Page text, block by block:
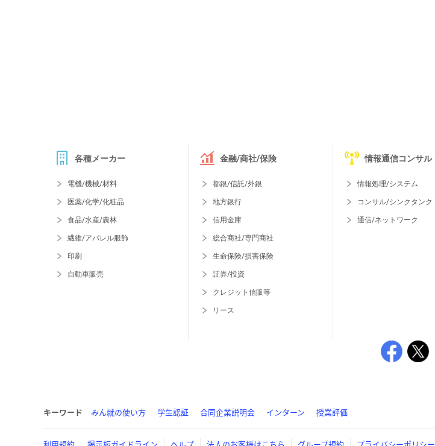
各種メーカー
電機/機械/材料
医薬/化学/化粧品
食品/水産/農林
繊維/アパレル服飾
印刷
自動車販売
金融/商社/保険
都銀/信託/外銀
地方銀行
信用金庫
総合商社/専門商社
生命保険/損害保険
証券/投資
クレジット信販等
リース
情報通信コンサル
情報処理/システム
コンサル/シンクタンク
通信/ネットワーク
キーワード みん就の使い方 学生認証 合同企業説明会 インターン 授業評価